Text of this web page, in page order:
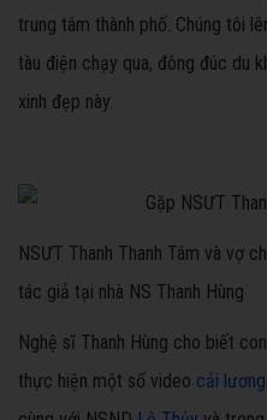
trung tâm thành phố. Chúng tôi
tàu điện chạy qua, đông đúc du
xinh đẹp này.
NSƯT Thanh Thanh Tâm và vợ
tác giả tại nhà NS Thanh Hùng
Nghệ sĩ Thanh Hùng cho biết
thực hiện một số video cải lương